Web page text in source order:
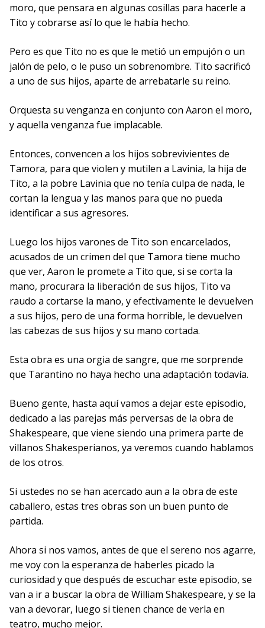
moro, que pensara en algunas cosillas para hacerle a
Tito y cobrarse así lo que le había hecho.
Pero es que Tito no es que le metió un empujón o un
jalón de pelo, o le puso un sobrenombre. Tito sacrificó
a uno de sus hijos, aparte de arrebatarle su reino.
Orquesta su venganza en conjunto con Aaron el moro,
y aquella venganza fue implacable.
Entonces, convencen a los hijos sobrevivientes de
Tamora, para que violen y mutilen a Lavinia, la hija de
Tito, a la pobre Lavinia que no tenía culpa de nada, le
cortan la lengua y las manos para que no pueda
identificar a sus agresores.
Luego los hijos varones de Tito son encarcelados,
acusados de un crimen del que Tamora tiene mucho
que ver, Aaron le promete a Tito que, si se corta la
mano, procurara la liberación de sus hijos, Tito va
raudo a cortarse la mano, y efectivamente le devuelven
a sus hijos, pero de una forma horrible, le devuelven
las cabezas de sus hijos y su mano cortada.
Esta obra es una orgia de sangre, que me sorprende
que Tarantino no haya hecho una adaptación todavía.
Bueno gente, hasta aquí vamos a dejar este episodio,
dedicado a las parejas más perversas de la obra de
Shakespeare, que viene siendo una primera parte de
villanos Shakesperianos, ya veremos cuando hablamos
de los otros.
Si ustedes no se han acercado aun a la obra de este
caballero, estas tres obras son un buen punto de
partida.
Ahora si nos vamos, antes de que el sereno nos agarre,
me voy con la esperanza de haberles picado la
curiosidad y que después de escuchar este episodio, se
van a ir a buscar la obra de William Shakespeare, y se la
van a devorar, luego si tienen chance de verla en
teatro, mucho mejor.